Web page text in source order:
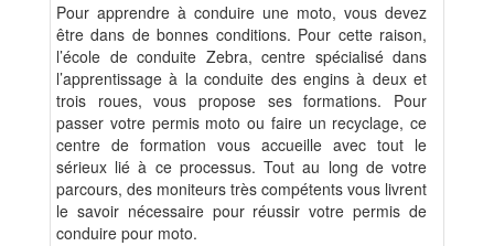
Pour apprendre à conduire une moto, vous devez
être dans de bonnes conditions. Pour cette raison,
l’école de conduite Zebra, centre spécialisé dans
l’apprentissage à la conduite des engins à deux et
trois roues, vous propose ses formations. Pour
passer votre permis moto ou faire un recyclage, ce
centre de formation vous accueille avec tout le
sérieux lié à ce processus. Tout au long de votre
parcours, des moniteurs très compétents vous livrent
le savoir nécessaire pour réussir votre permis de
conduire pour moto.